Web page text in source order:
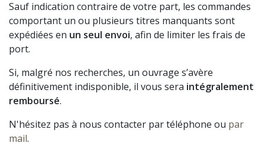
Sauf indication contraire de votre part, les commandes
comportant un ou plusieurs titres manquants sont
expédiées en un seul envoi, afin de limiter les frais de
port.
Si, malgré nos recherches, un ouvrage s’avère
définitivement indisponible, il vous sera intégralement
remboursé.
N'hésitez pas à nous contacter par téléphone ou par
mail.